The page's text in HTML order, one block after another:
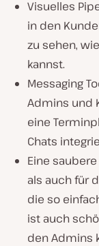
Visuelles
in den
zu sehen,
kannst.
Messaging
Admins und
eine
Chats
Eine
als auch für
die so
ist auch
den Admins